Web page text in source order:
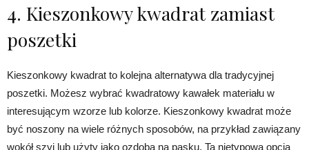
4. Kieszonkowy kwadrat zamiast
poszetki
Kieszonkowy kwadrat to kolejna alternatywa dla tradycyjnej
poszetki. Możesz wybrać kwadratowy kawałek materiału w
interesującym wzorze lub kolorze. Kieszonkowy kwadrat może
być noszony na wiele różnych sposobów, na przykład zawiązany
wokół szyi lub użyty jako ozdoba na pasku. Ta nietypowa opcja